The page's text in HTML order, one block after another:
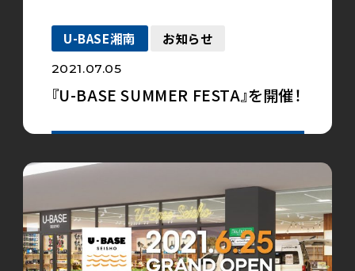
U-BASE湘南 お知らせ
2021.07.05
『U-BASE SUMMER FESTA』を開催！